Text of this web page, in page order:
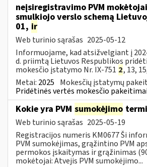
neįsiregistravimo PVM
smulkiojo verslo schemą
01, ir
Web turinio sąrašas 2025-05-12
Informuojame, kad atsižvelgiant į
d. priimtą Lietuvos Respublikos
mokesčio įstatymo Nr. IX-751 2, 13,
Metai: 2025 Mokesčių įstatymų
Pridėtinės vertės mokesčio
Kokie yra PVM sumokėjimo
Web turinio sąrašas 2025-05-19
Registracijos numeris KM0677 Ši
PVM sumokėjimas, grąžintino PVM
permokos įskaitymas ir grąžinimas
mokėtojai: Atvejis PVM sumokėjimo...